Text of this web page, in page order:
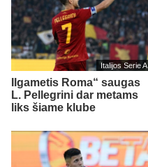
Italijos Serie A
Ilgametis Roma“ saugas
L. Pellegrini dar metams
liks šiame klube